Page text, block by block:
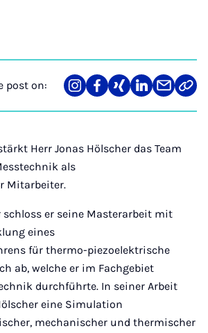
post on:
Share
on
Teilen
auf
Teilen
auf
Teilen
auf
Teilen
über
Link
Herr Jonas Hölscher das Team
als
Mitarbeiter.
er seine Masterarbeit mit
eines
für thermo-piezoelektrische
ab, welche er im Fachgebiet
durchführte. In seiner Arbeit
eine Simulation
mechanischer und thermischer